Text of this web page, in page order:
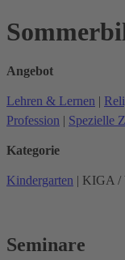
Angebot
Lehren & Lernen |
Profession | Spezielle
Kategorie
Kindergarten | KIGA /
Seminare